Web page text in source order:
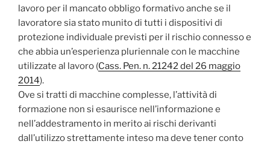
lavoro per il mancato obbligo formativo anche se il
lavoratore sia stato munito di tutti i dispositivi di
protezione individuale previsti per il rischio connesso e
che abbia un’esperienza pluriennale con le macchine
utilizzate al lavoro (Cass. Pen. n. 21242 del 26 maggio
2014).
Ove si tratti di macchine complesse, l’attività di
formazione non si esaurisce nell’informazione e
nell’addestramento in merito ai rischi derivanti
dall’utilizzo strettamente inteso ma deve tener conto